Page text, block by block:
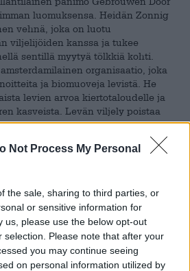
Not Process My Personal
the sale, sharing to third parties, or
or sensitive information for
us, please use the below opt-out
selection. Please note that after your
you may continue seeing
on personal information utilized by
luomuksensa. Heidän Zonnig
vehnä, joka on luotu
viljelijöiden kanssa ja tukee
sentillä myytyä tölkkiä kohti.
organisaatio, joka
ja biomuoveja levistä. He
levien arvoa kiertotaloudelle ja
kasveista. Levän viljely poistaa
ja tarjoaa elinympäristön meren
iloisia, että meidän ja sinun
auttaa tätä tukemisen arvoista
olevat panimot osoittavat, että
hyödyllisiä ja
sisältää hyvän annoksen sitä:
appelsiininkuoren ja muiden
leikkiä sekä kevyitä maltaita
suolaisilla sävyillä.